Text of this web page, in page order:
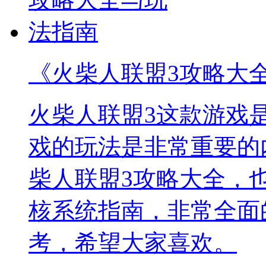
《火柴人联盟3攻略大
火柴人联盟3这款游戏
戏的玩法是非常重要
柴人联盟3攻略大全，
核系统指南，非常全
考，希望大家喜欢。